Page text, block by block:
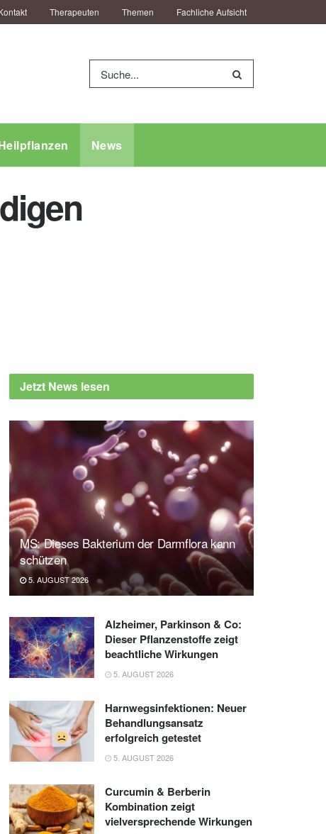
Therapeuten Themen Fachliche Aufsicht
News
Jetzt News lesen
MS: Dieses Bakterium der Darmflora kann
schützen
5. AUGUST 2026
Alzheimer, Parkinson & Co:
Dieser Pflanzenstoffe zeigt
beachtliche Wirkungen
5. AUGUST 2026
Harnwegsinfektionen: Neuer
Behandlungsansatz
erfolgreich getestet
5. AUGUST 2026
Curcumin & Berberin
Kombination zeigt
vielversprechende Wirkungen